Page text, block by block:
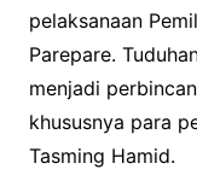
pelaksanaan
Parepare.
menjadi
khususnya para
Tasming Hamid.